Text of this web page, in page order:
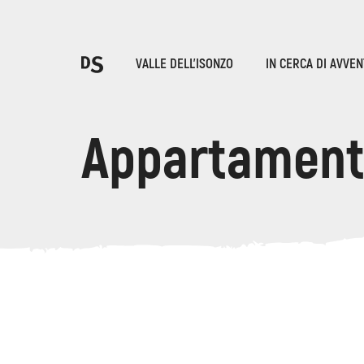
VALLE DELL'ISONZO IN CERCA DI
LE GOLE DI TOLMIN